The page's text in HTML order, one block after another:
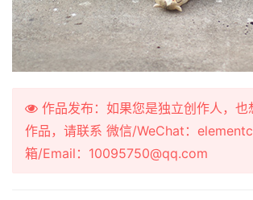
作品发布：如果您是独立创作人，也
作品，请联系 微信/WeChat：
箱/Email：10095750@qq.com